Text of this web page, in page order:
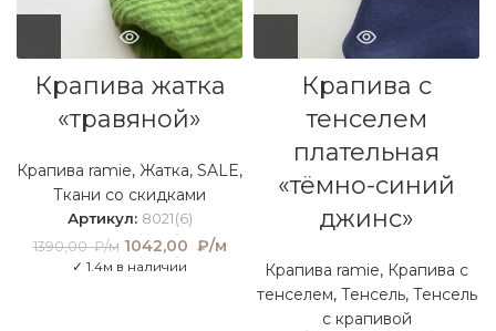
Крапива жатка
«травяной»
Крапива ramie, Жатка, SALE,
Ткани со скидками
Артикул: 8021(6)
1390,00₽/м Первоначальная
цена составляла
1042,00 ₽/м
цена:
1042,00
₽/м.
✓ 1.4м в наличии
Крапива с
тенселем
плательная
«тёмно-синий
джинс»
Крапива ramie, Крапива с
тенселем, Тенсель, Тенсель
с крапивой